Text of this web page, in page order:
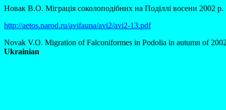
Новак В.О. Міграція соколоподібних на Поділлі восени 2002 р.
http://aetos.narod.ru/avifauna/avi2/avi2-13.pdf
Novak V.O. Migration of Falconiformes in Podolia in autumn of
Ukrainian